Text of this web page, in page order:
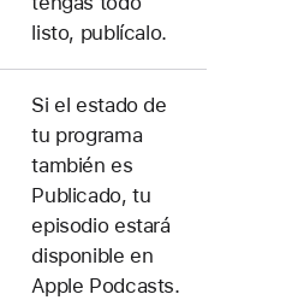
listo, publícalo.
Si el estado de
tu programa
también es
Publicado, tu
episodio estará
disponible en
Apple Podcasts.